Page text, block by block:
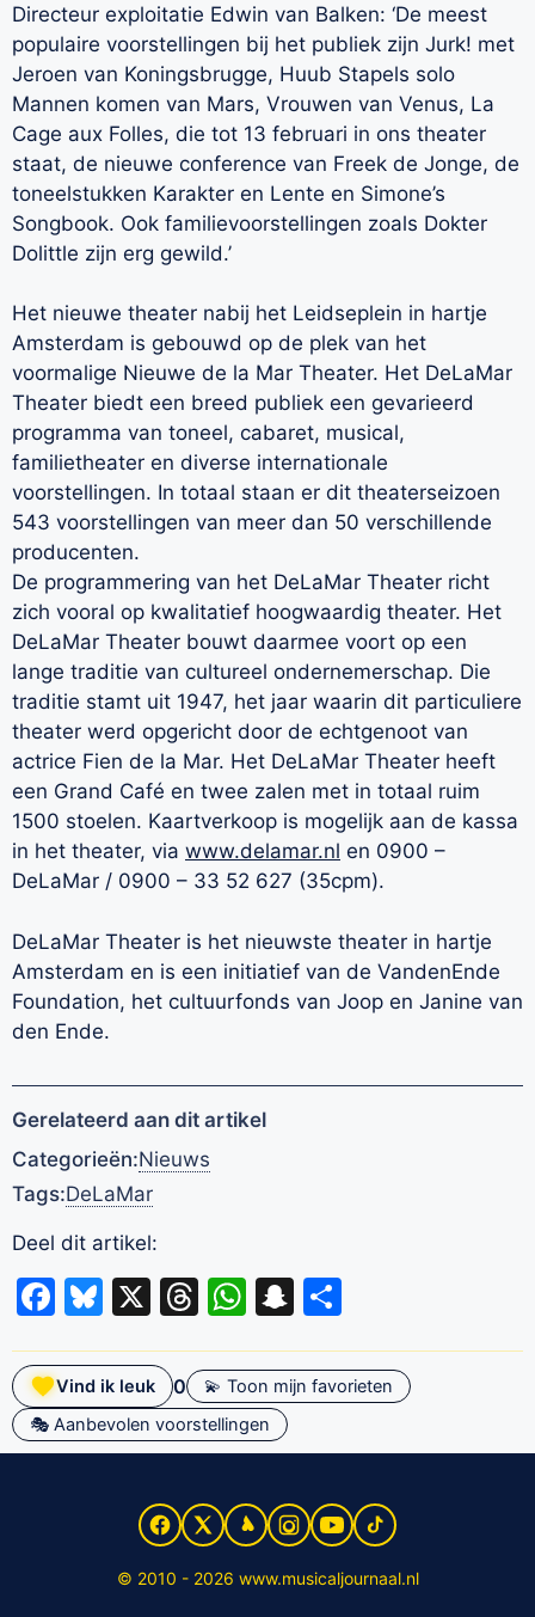
Directeur exploitatie Edwin van Balken: ‘De meest
populaire voorstellingen bij het publiek zijn Jurk! met
Jeroen van Koningsbrugge, Huub Stapels solo
Mannen komen van Mars, Vrouwen van Venus, La
Cage aux Folles, die tot 13 februari in ons theater
staat, de nieuwe conference van Freek de Jonge, de
toneelstukken Karakter en Lente en Simone’s
Songbook. Ook familievoorstellingen zoals Dokter
Dolittle zijn erg gewild.’
Het nieuwe theater nabij het Leidseplein in hartje
Amsterdam is gebouwd op de plek van het
voormalige Nieuwe de la Mar Theater. Het DeLaMar
Theater biedt een breed publiek een gevarieerd
programma van toneel, cabaret, musical,
familietheater en diverse internationale
voorstellingen. In totaal staan er dit theaterseizoen
543 voorstellingen van meer dan 50 verschillende
producenten.
De programmering van het DeLaMar Theater richt
zich vooral op kwalitatief hoogwaardig theater. Het
DeLaMar Theater bouwt daarmee voort op een
lange traditie van cultureel ondernemerschap. Die
traditie stamt uit 1947, het jaar waarin dit particuliere
theater werd opgericht door de echtgenoot van
actrice Fien de la Mar. Het DeLaMar Theater heeft
een Grand Café en twee zalen met in totaal ruim
1500 stoelen. Kaartverkoop is mogelijk aan de kassa
in het theater, via www.delamar.nl en 0900 –
DeLaMar / 0900 – 33 52 627 (35cpm).
DeLaMar Theater is het nieuwste theater in hartje
Amsterdam en is een initiatief van de VandenEnde
Foundation, het cultuurfonds van Joop en Janine van
den Ende.
Gerelateerd aan dit artikel
Categorieën:Nieuws
Tags:DeLaMar
Deel dit artikel:
Facebook
Bluesky
X Threads
WhatsApp
Snapchat
Vind ik leuk 0
💫 Toon mijn favorieten
🎭 Aanbevolen voorstellingen
© 2010 - 2026 www.musicaljournaal.nl